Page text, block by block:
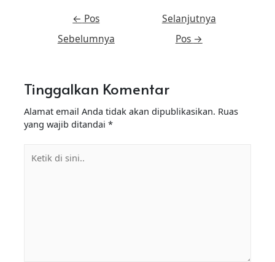
← Pos
Sebelumnya
Selanjutnya
Pos →
Tinggalkan Komentar
Alamat email Anda tidak akan dipublikasikan. Ruas
yang wajib ditandai*